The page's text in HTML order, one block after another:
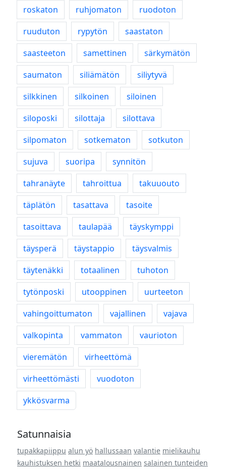
roskaton
ruhjomaton
ruodoton
ruuduton
rypytön
saastaton
saasteeton
samettinen
särkymätön
saumaton
siliämätön
siliytyvä
silkkinen
silkoinen
siloinen
siloposki
silottaja
silottava
silpomaton
sotkematon
sotkuton
sujuva
suoripa
synnitön
tahranäyte
tahroittua
takuuouto
täplätön
tasattava
tasoite
tasoittava
taulapää
täyskymppi
täysperä
täystappio
täysvalmis
täytenäkki
totaalinen
tuhoton
tytönposki
utooppinen
uurteeton
vahingoittumaton
vajallinen
vajava
valkopinta
vammaton
vaurioton
vieremätön
virheettömä
virheettömästi
vuodoton
ykkösvarma
Satunnaisia
tupakkapiippu alun yö hallussaan valantie mielikauhu
kauhistuksen hetki maatalousnainen salainen tunteiden